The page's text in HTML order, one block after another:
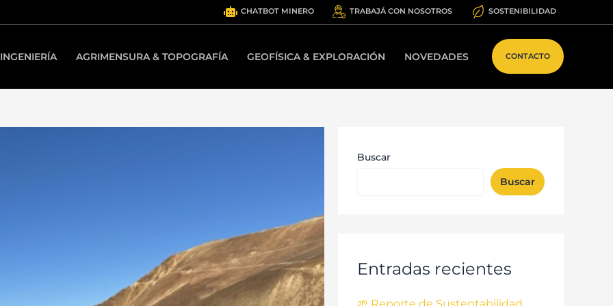
CHATBOT MINERO TRABAJÁ CON NOSOTROS SOSTENIBILIDAD
INGENIERÍA AGRIMENSURA & TOPOGRAFÍA GEOFÍSICA & EXPLORACIÓN NOVEDADES CONTACTO
Buscar
Buscar
Entradas recientes